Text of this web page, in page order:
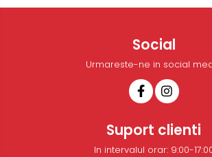
Social
Urmareste-ne in social
Suport clienti
In intervalul orar: 9:00-